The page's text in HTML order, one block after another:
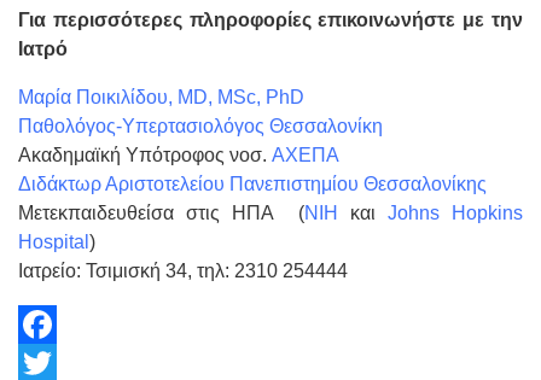
Για περισσότερες πληροφορίες επικοινωνήστε με την
Ιατρό
Μαρία Ποικιλίδου, MD, MSc, PhD
Παθολόγος-Υπερτασιολόγος Θεσσαλονίκη
Ακαδημαϊκή Υπότροφος νοσ. ΑΧΕΠΑ
Διδάκτωρ Αριστοτελείου Πανεπιστημίου Θεσσαλονίκης
Μετεκπαιδευθείσα στις ΗΠΑ (ΝΙΗ και Johns Hopkins
Hospital )
Ιατρείο: Τσιμισκή 34, τηλ: 2310 254444
Facebook